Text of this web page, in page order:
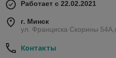
Работает с 22.02.2021
г. Минск
ул. Франциска Скорины
Контакты